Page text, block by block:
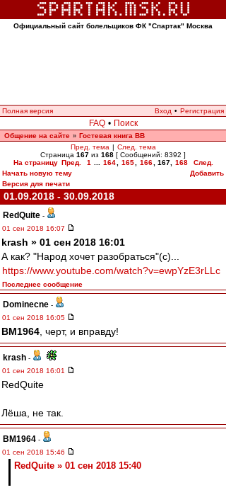
Официальный сайт болельщиков ФК "Спартак" Москва
Полная версия Вход • Регистрация
FAQ • Поиск
Общение на сайте » Гостевая книга ВВ
Пред. тема | След. тема
Страница 167 из 168 [ Сообщений: 8392 ]
На страницу Пред. 1 164 165 166 167, 168
След.
Начать новую тему
Добавить
Версия для печати
01.09.2018 - 30.09.2018
RedQuite -
01 сен 2018 16:07
krash » 01 сен 2018 16:01
А как? "Народ хочет разобраться"(с)...
https://www.youtube.com/watch?v=ewpYzE3rLLc
Последнее сообщение
Dominecne -
01 сен 2018 16:05
BM1964 , черт, и вправду!
krash -
01 сен 2018 16:01
RedQuite
Лёша, не так.
BM1964 -
01 сен 2018 15:46
RedQuite » 01 сен 2018 15:40